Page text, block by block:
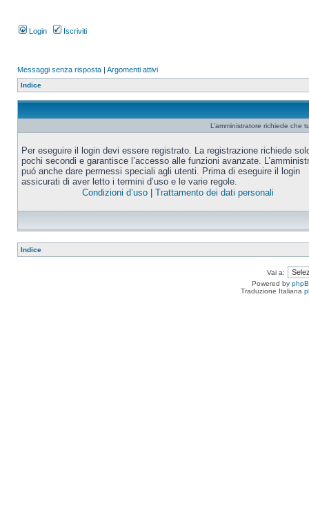
Login Iscriviti
Messaggi senza risposta | Argomenti attivi
Indice
L’amministratore richiede che
Per eseguire il login devi essere registrato. La registrazione richiede
pochi secondi e garantisce l’accesso alle funzioni avanzate.
puó anche dare permessi speciali agli utenti. Prima di eseguire il login
assicurati di aver letto i termini d’uso e le varie regole.
Condizioni d’uso| Trattamento dei dati personali
Indice
Vai a:
Powered by
Traduzione Italiana